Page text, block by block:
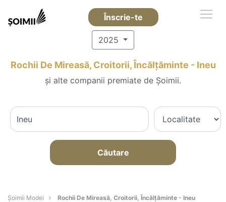
Înscrie-te
2025
Rochii De Mireasă, Croitorii, Încălțăminte - Ineu
și alte companii premiate de Șoimii.
Căutare
Șoimii Modei Rochii De Mireasă, Croitorii, Încălțăminte - Ineu